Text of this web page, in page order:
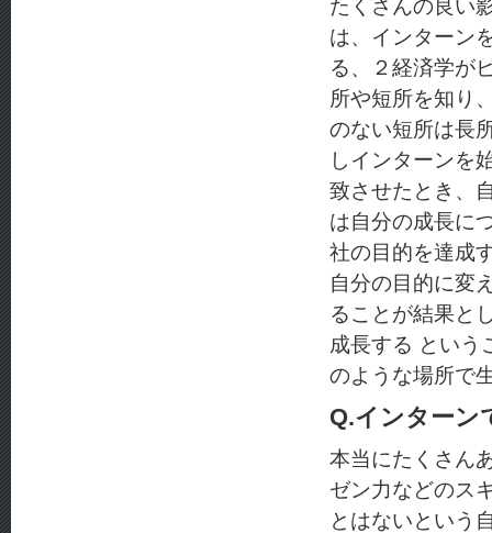
たくさんの良い
は、インターン
る、２経済学が
所や短所を知り
のない短所は長
しインターンを
致させたとき、
は自分の成長に
社の目的を達成
自分の目的に変
ることが結果と
成長する という
のような場所で
Q.インターン
本当にたくさん
ゼン力などのス
とはないという